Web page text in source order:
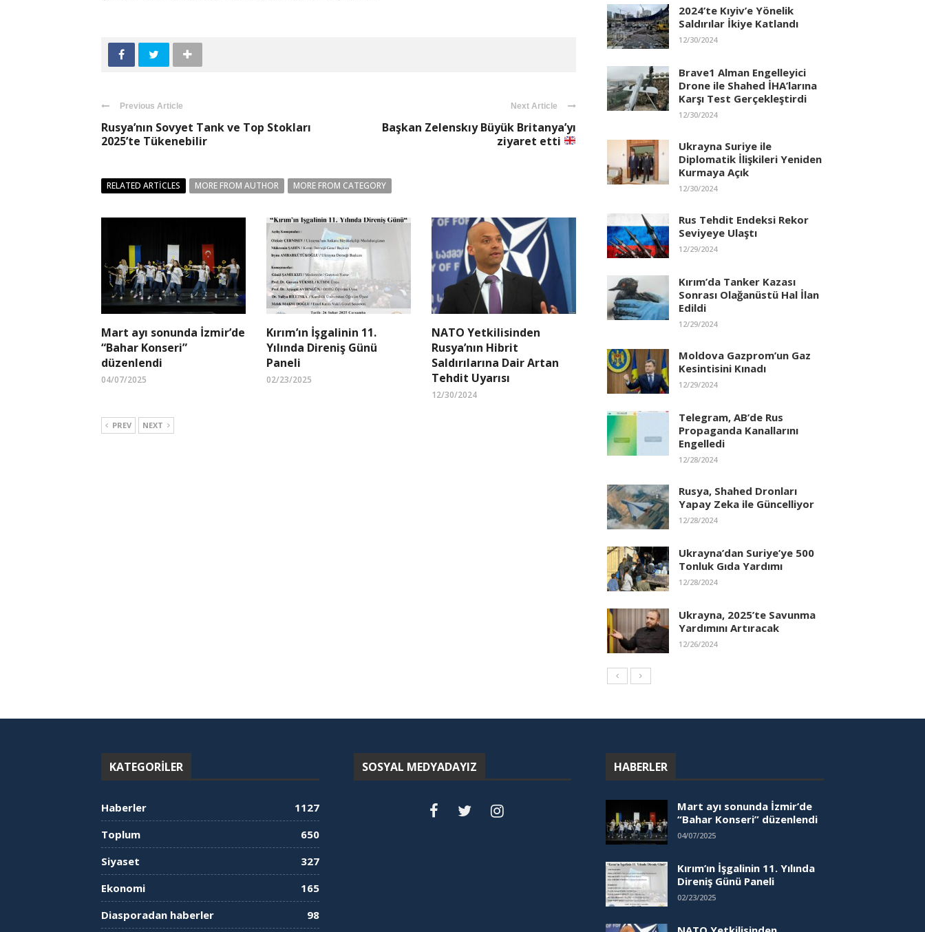
Previous Article
Rusya’nın Sovyet Tank ve Top Stokları
2025’te Tükenebilir
Next Article
Başkan Zelenskıy Büyük Britanya’yı
ziyaret etti
RELATED ARTICLES MORE FROM AUTHOR MORE FROM CATEGORY
Mart ayı sonunda İzmir’de
“Bahar Konseri”
düzenlendi
04/07/2025
Kırım’ın İşgalinin 11.
Yılında Direniş Günü
Paneli
02/23/2025
NATO Yetkilisinden
Rusya’nın Hibrit
Saldırılarına Dair Artan
Tehdit Uyarısı
12/30/2024
PREV NEXT
2024’te Kıyiv’e Yönelik
Saldırılar İkiye Katlandı
12/30/2024
Brave1 Alman Engelleyici
Drone ile Shahed İHA’larına
Karşı Test Gerçekleştirdi
12/30/2024
Ukrayna Suriye ile
Diplomatik İlişkileri Yeniden
Kurmaya Açık
12/30/2024
Rus Tehdit Endeksi Rekor
Seviyeye Ulaştı
12/29/2024
Kırım’da Tanker Kazası
Sonrası Olağanüstü Hal İlan
Edildi
12/29/2024
Moldova Gazprom’un Gaz
Kesintisini Kınadı
12/29/2024
Telegram, AB’de Rus
Propaganda Kanallarını
Engelledi
12/28/2024
Rusya, Shahed Dronları
Yapay Zeka ile Güncelliyor
12/28/2024
Ukrayna’dan Suriye’ye 500
Tonluk Gıda Yardımı
12/28/2024
Ukrayna, 2025’te Savunma
Yardımını Artıracak
12/26/2024
KATEGORILER
Haberler
1127
Toplum
650
Siyaset
327
Ekonomi
165
Diasporadan haberler
98
SOSYAL MEDYADAYIZ HABERLER
Mart ayı sonunda İzmir’de
“Bahar Konseri” düzenlendi
04/07/2025
Kırım’ın İşgalinin 11. Yılında
Direniş Günü Paneli
02/23/2025